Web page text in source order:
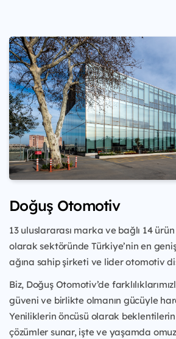
Doğuş Otomotiv
13 uluslararası marka ve bağlı 14
olarak sektöründe Türkiye’nin en
ağına sahip şirketi ve lider otomotiv
Biz, Doğuş Otomotiv’de
güveni ve birlikte olmanın gücüyle
Yeniliklerin öncüsü olarak beklentilerin
çözümler sunar, işte ve yaşamda